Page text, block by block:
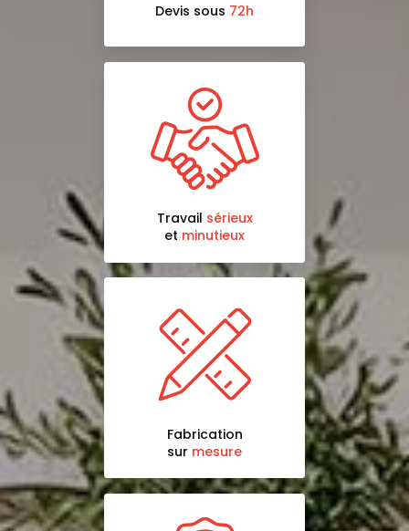
Devis sous 72h
Travail sérieux
et minutieux
Fabrication
sur mesure